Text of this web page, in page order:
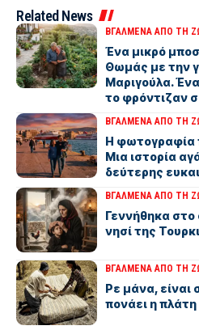
Related News
ΒΓΑΛΜΕΝΑ ΑΠΟ ΤΗ
Ένα μικρό
Θωμάς με την
Μαριγούλα.
το φρόντιζαν
ΒΓΑΛΜΕΝΑ ΑΠΟ ΤΗ
Η φωτογραφία
Μια ιστορία
δεύτερης
ΒΓΑΛΜΕΝΑ ΑΠΟ ΤΗ
Γεννήθηκα στο
νησί της
ΒΓΑΛΜΕΝΑ ΑΠΟ ΤΗ
Ρε μάνα,
πονάει η